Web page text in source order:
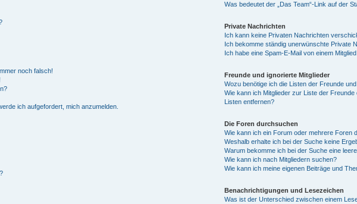
noch falsch!
ich aufgefordert, mich anzumelden.
Was bedeutet der „Das Team“-Link auf der
Private Nachrichten
Ich kann keine Privaten Nachrichten
Ich bekomme ständig unerwünschte Private
Ich habe eine Spam-E-Mail von einem
Freunde und ignorierte Mitglieder
Wozu benötige ich die Listen der Freunde
Wie kann ich Mitglieder zur Liste der
Listen entfernen?
Die Foren durchsuchen
Wie kann ich ein Forum oder mehrere Foren
Weshalb erhalte ich bei der Suche keine
Warum bekomme ich bei der Suche eine
Wie kann ich nach Mitgliedern suchen?
Wie kann ich meine eigenen Beiträge und
Benachrichtigungen und Lesezeichen
Was ist der Unterschied zwischen einem